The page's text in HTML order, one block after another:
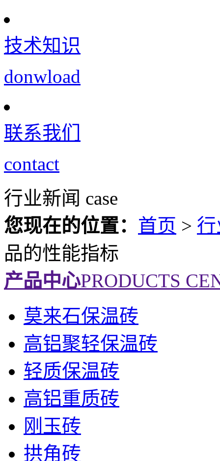
技术知识
donwload
联系我们
contact
行业新闻 case
您现在的位置： 首页 >
品的性能指标
产品中心PRODUCTS
莫来石保温砖
高铝聚轻保温砖
轻质保温砖
高铝重质砖
刚玉砖
拱角砖